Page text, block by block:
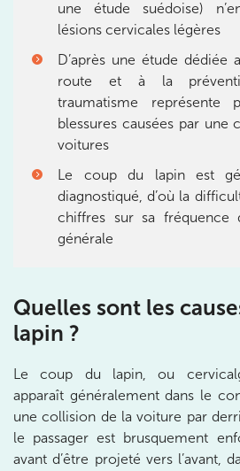
une étude suédoise)
lésions cervicales légères
D’après une étude dédiée
route et à la
traumatisme représente
blessures causées par une
voitures
Le coup du lapin est
diagnostiqué, d’où la
chiffres sur sa fréquence
générale
Quelles sont les
lapin ?
Le coup du lapin, ou
apparaît généralement dans le
une collision de la voiture par
le passager est brusquement
avant d’être projeté vers l’avant,
75015 Paris
Prenez RDV sur
IK PARIS 6 – CASSETTE
1 Rue Cassette 75006
1 Rue Cassette 75006
01 42 84 06 95
Prenez RDV sur
3 Av. André Morizet
Billancourt
3 Av. André Morizet
01 48 25 34 79